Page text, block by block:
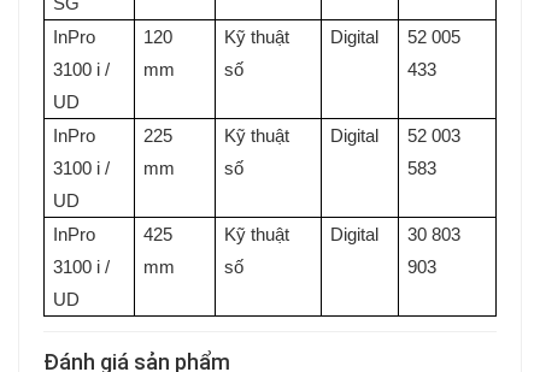
InPro
3100 i /
UD
120
mm
Kỹ thuật
số
Digital
52 005
433
InPro
3100 i /
UD
225
mm
Kỹ thuật
số
Digital
52 003
583
InPro
3100 i /
UD
425
mm
Kỹ thuật
số
Digital
30 803
903
Đánh giá sản phẩm